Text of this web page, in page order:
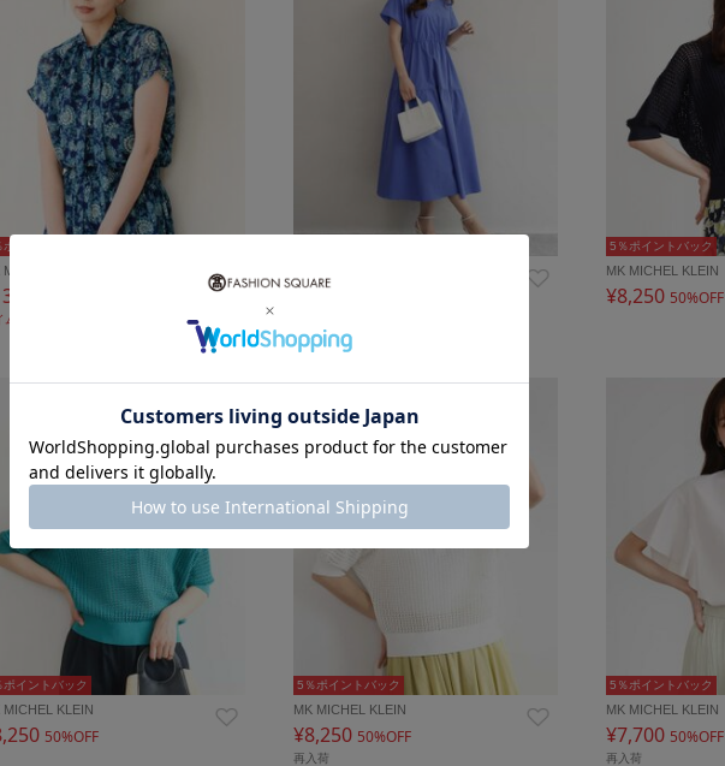
ポイントバック
MICHEL KLEIN
ムセール
¥12,100
5％ポイントバック
MK MICHEL KLEIN
¥8,250 50%OFF
ポイントバック
MICHEL KLEIN
50%OFF
5％ポイントバック
MK MICHEL KLEIN
¥8,250 50%OFF
再入荷
5％ポイントバック
MK MICHEL KLEIN
¥7,700 50%OFF
再入荷